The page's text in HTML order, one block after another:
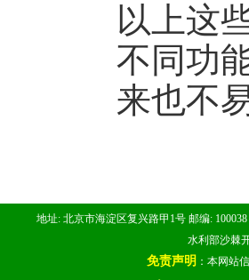
以上这
不同功
来也不
地址: 北京市海淀区复兴路甲1号 邮编:
水利部沙棘
免责声明 ：本网站